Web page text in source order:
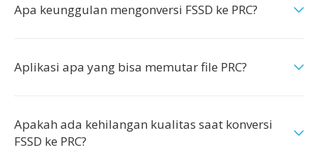
Apa keunggulan mengonversi FSSD ke PRC?
Aplikasi apa yang bisa memutar file PRC?
Apakah ada kehilangan kualitas saat konversi
FSSD ke PRC?